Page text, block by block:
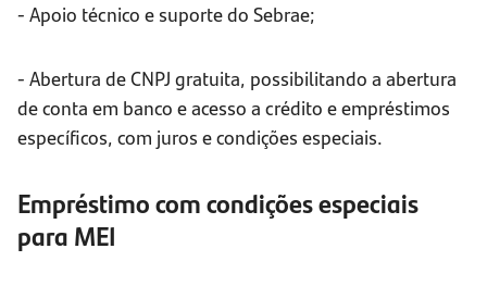
- Apoio técnico e suporte do Sebrae;
- Abertura de CNPJ gratuita, possibilitando a abertura
de conta em banco e acesso a crédito e empréstimos
específicos, com juros e condições especiais.
Empréstimo com condições especiais
para MEI